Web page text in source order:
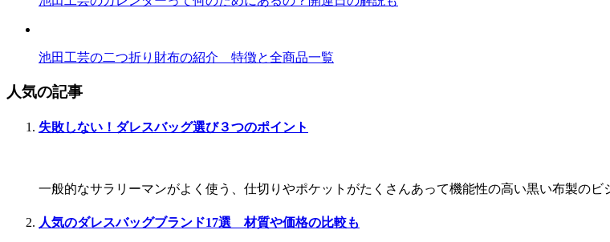
池田工芸の二つ折り財布の紹介 特徴と全商品一覧
人気の記事
失敗しない！ダレスバッグ選び３つのポイント
一般的なサラリーマンがよく使う、仕切りやポケットがたくさんあって機能性の高い黒い布製の
人気のダレスバッグブランド17選 材質や価格の比較も